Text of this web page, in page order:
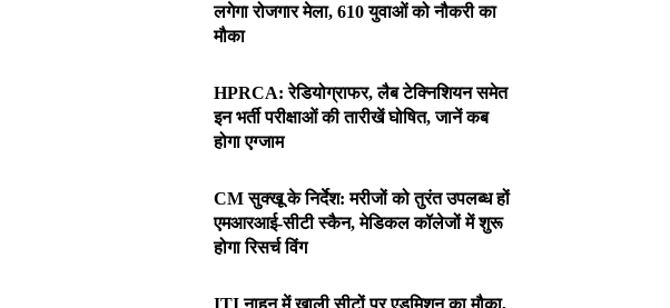
लगेगा रोजगार मेला, 610 युवाओं को नौकरी का
मौका
HPRCA: रेडियोग्राफर, लैब टेक्निशियन समेत
इन भर्ती परीक्षाओं की तारीखें घोषित, जानें कब
होगा एग्जाम
CM सुक्खू के निर्देश: मरीजों को तुरंत उपलब्ध हों
एमआरआई-सीटी स्कैन, मेडिकल कॉलेजों में शुरू
होगा रिसर्च विंग
ITI नाहन में खाली सीटों पर एडमिशन का मौका,